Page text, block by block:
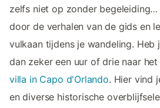
zelfs niet op zonder begeleiding…
door de verhalen van de gids en
vulkaan tijdens je wandeling. Heb
dan zeker een uur of drie naar
villa in Capo d'Orlando. Hier vind
en diverse historische